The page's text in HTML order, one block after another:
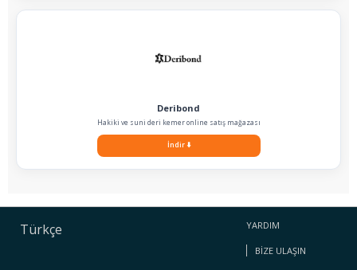
Deribond
Hakiki ve suni deri kemer online satış mağazası
İndir⬇️
Türkçe YARDIM
BIZE ULAŞIN